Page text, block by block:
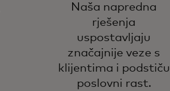
Naša napredna
rješenja
uspostavljaju
značajnije veze s
klijentima i podstiču
poslovni rast.